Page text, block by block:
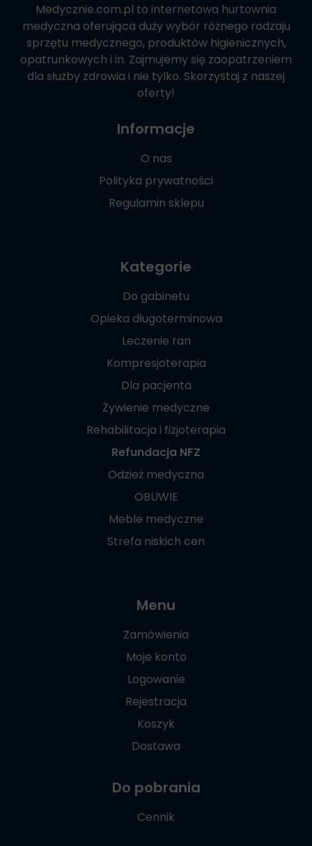
Medycznie.com.pl to internetowa hurtownia
medyczna oferująca duży wybór różnego rodzaju
sprzętu medycznego, produktów higienicznych,
opatrunkowych i in. Zajmujemy się zaopatrzeniem
dla służby zdrowia i nie tylko. Skorzystaj z naszej
oferty!
Informacje
O nas
Polityka prywatności
Regulamin sklepu
Kategorie
Do gabinetu
Opieka długoterminowa
Leczenie ran
Kompresjoterapia
Dla pacjenta
Żywienie medyczne
Rehabilitacja i fizjoterapia
Refundacja NFZ
Odzież medyczna
OBUWIE
Meble medyczne
Strefa niskich cen
Menu
Zamówienia
Moje konto
Logowanie
Rejestracja
Koszyk
Dostawa
Do pobrania
Cennik